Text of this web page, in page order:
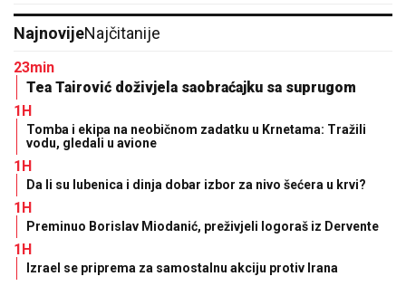
NajnovijeNajčitanije
23min
Tea Tairović doživjela saobraćajku sa suprugom
1H
Tomba i ekipa na neobičnom zadatku u Krnetama: Tražili
vodu, gledali u avione
1H
Da li su lubenica i dinja dobar izbor za nivo šećera u krvi?
1H
Preminuo Borislav Miodanić, preživjeli logoraš iz Dervente
1H
Izrael se priprema za samostalnu akciju protiv Irana